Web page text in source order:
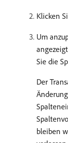
Klicken
Um
Sie die
Der
bleiben